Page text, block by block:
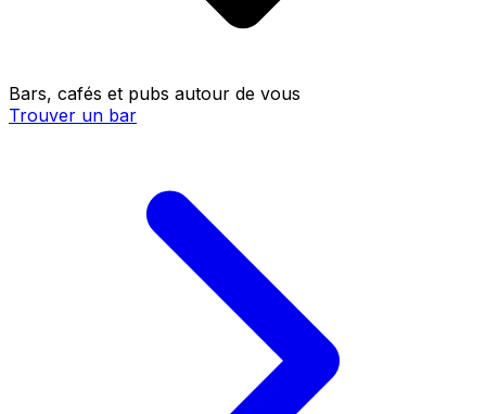
Bars, cafés et pubs autour de vous
Trouver un bar